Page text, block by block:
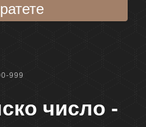
999
число -